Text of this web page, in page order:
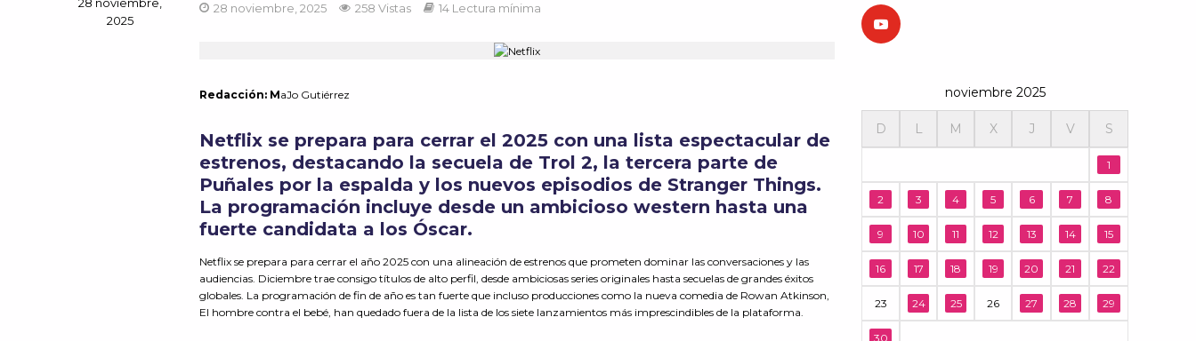
2025
28 noviembre, 2025 258 Vistas 14 Lectura mínima
Redacción: MaJo Gutiérrez
Netflix se prepara para cerrar el 2025 con una lista espectacular de
estrenos, destacando la secuela de Trol 2, la tercera parte de
Puñales por la espalda y los nuevos episodios de Stranger Things.
La programación incluye desde un ambicioso western hasta una
fuerte candidata a los Óscar.
Netflix se prepara para cerrar el año 2025 con una alineación de estrenos que prometen dominar las conversaciones y las
audiencias. Diciembre trae consigo títulos de alto perfil, desde ambiciosas series originales hasta secuelas de grandes éxitos
globales. La programación de fin de año es tan fuerte que incluso producciones como la nueva comedia de Rowan Atkinson,
El hombre contra el bebé, han quedado fuera de la lista de los siete lanzamientos más imprescindibles de la plataforma.
noviembre 2025
D L M X J V S
1
2 3 4 5 6 7 8
9 10 11 12 13 14 15
16 17 18 19 20 21 22
23 24 25 26 27 28 29
30